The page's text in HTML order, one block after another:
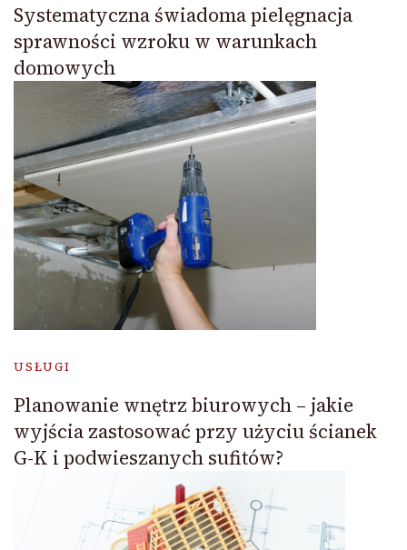
Systematyczna świadoma pielęgnacja
sprawności wzroku w warunkach
domowych
USŁUGI
Planowanie wnętrz biurowych – jakie
wyjścia zastosować przy użyciu ścianek
G-K i podwieszanych sufitów?